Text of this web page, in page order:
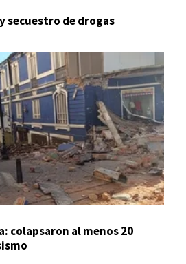
secuestro de drogas
colapsaron al menos 20